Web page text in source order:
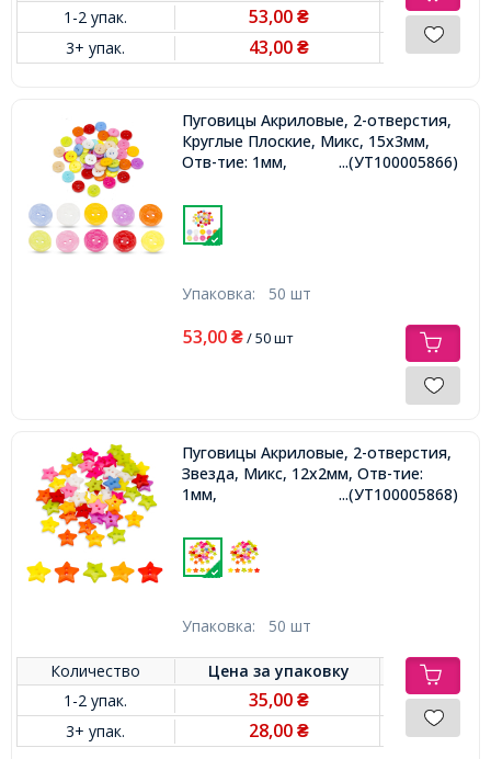
1-2 упак.
53,00₴
3+ упак. 43,00₴
Пуговицы Акриловые, 2-отверстия,
Круглые Плоские, Микс, 15х3мм,
Отв-тие: 1мм,
...(УТ100005866)
Упаковка: 50 шт
53,00 ₴/ 50 шт
Пуговицы Акриловые, 2-отверстия,
Звезда, Микс, 12х2мм, Отв-тие:
1мм,
...(УТ100005868)
Упаковка: 50 шт
Количество Цена заупаковку
1-2 упак.
35,00₴
3+ упак. 28,00₴